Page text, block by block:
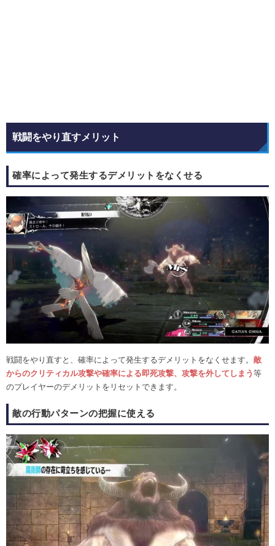
戦闘をやり直すメリット
確率によって発生するデメリットをなくせる
戦闘をやり直すと、確率によって発生するデメリットをなくせます。 敵
からのクリティカル攻撃や確率による即死攻撃、攻撃を外してしまう 等
のプレイヤーのデメリットをリセットできます。
敵の行動パターンの把握に使える